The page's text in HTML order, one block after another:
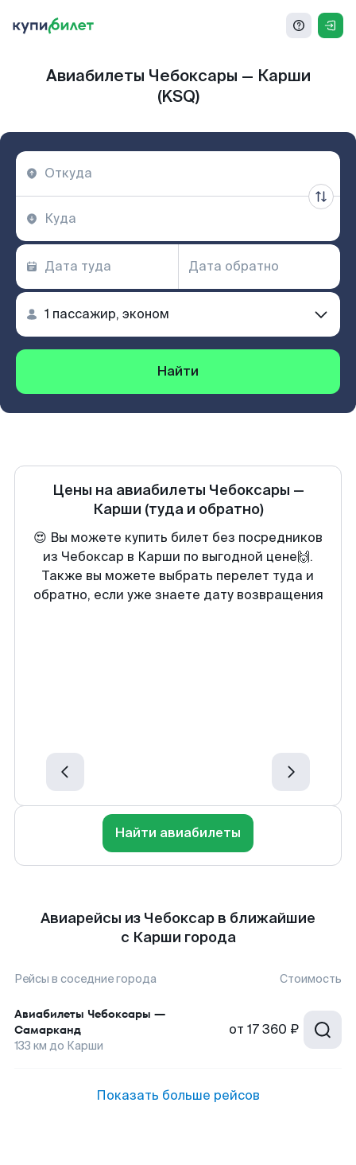
Авиабилеты Чебоксары — Карши
(KSQ)
Найти
Цены на авиабилеты Чебоксары —
Карши (туда и обратно)
😍 Вы можете купить билет без посредников
из Чебоксар в Карши по выгодной цене🙌.
Также вы можете выбрать перелет туда и
обратно, если уже знаете дату возвращения
Найти авиабилеты
Авиарейсы из Чебоксар в ближайшие
с Карши города
Рейсы в соседние города Стоимость
Авиабилеты Чебоксары —
Самарканд
133 км до Карши
от 17 360 ₽
Показать больше рейсов